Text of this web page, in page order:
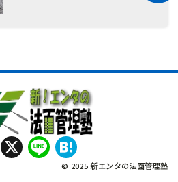
Facebook
X Line
© 2025 新エンタの法面管理塾